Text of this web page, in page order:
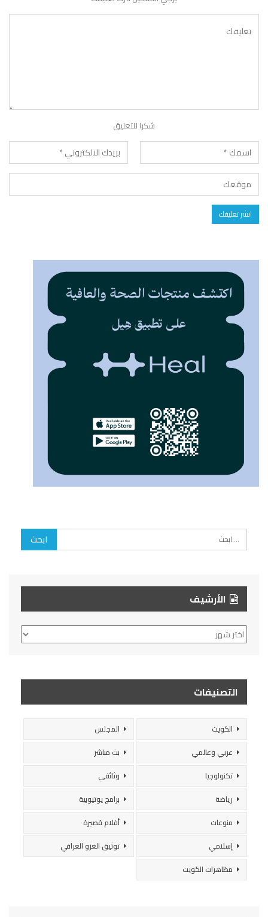
شكرا للتعليق
الأرشيف
الأرشيف
التصنيفات
الكويت
المجلس
عربي وعالمي
بث مباشر
تكنولوجيا
وثائقي
رياضة
برامج يوتيوبية
منوعات
أفلام قصيرة
إسلامي
توثيق الغزو العراقي
مظاهرات الكويت